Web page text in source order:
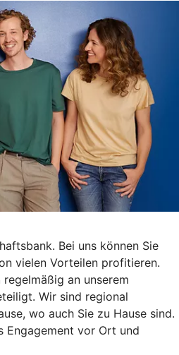
Bei uns können Sie
vielen Vorteilen profitieren.
an unserem
Wir sind regional
wo auch Sie zu Hause sind.
Engagement vor Ort und